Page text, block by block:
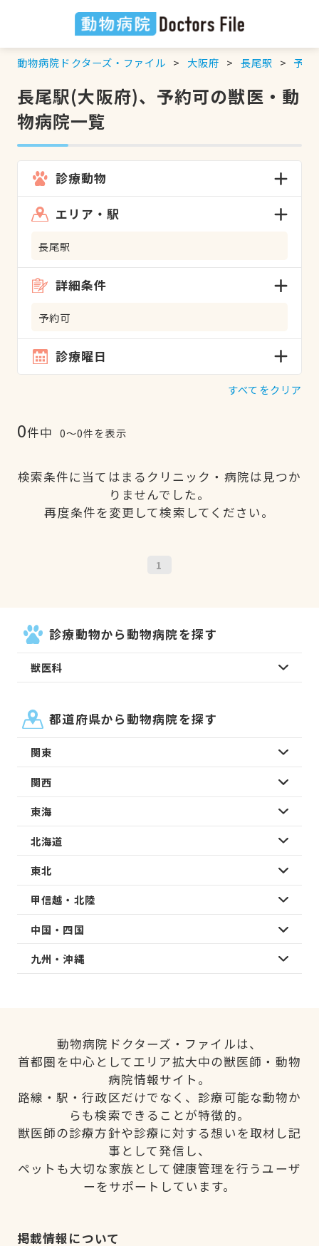
動物病院ドクターズ・ファイル 大阪府 長尾駅 予約
長尾駅(大阪府)、予約可の獣医・動
物病院一覧
診療動物
エリア・駅
長尾駅
詳細条件
予約可
診療曜日
すべてをクリア
0件中 0〜0件を表示
検索条件に当てはまるクリニック・病院は見つか
りませんでした。
再度条件を変更して検索してください。
1
診療動物から動物病院を探す
獣医科
都道府県から動物病院を探す
関東
関西
東海
北海道
東北
甲信越・北陸
中国・四国
九州・沖縄
動物病院ドクターズ・ファイルは、
首都圏を中心としてエリア拡大中の獣医師・動物
病院情報サイト。
路線・駅・行政区だけでなく、診療可能な動物か
らも検索できることが特徴的。
獣医師の診療方針や診療に対する想いを取材し記
事として発信し、
ペットも大切な家族として健康管理を行うユーザ
ーをサポートしています。
掲載情報について